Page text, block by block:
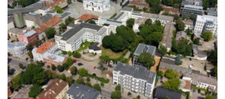
Žymos: Kauno miesto savivaldybė